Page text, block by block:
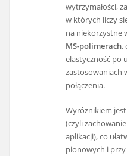
wytrzymałości,
w których liczy
na niekorzystne
MS-polimerach,
elastyczność po
zastosowaniach
połączenia.
Wyróżnikiem
(czyli
aplikacji), co
pionowych i przy